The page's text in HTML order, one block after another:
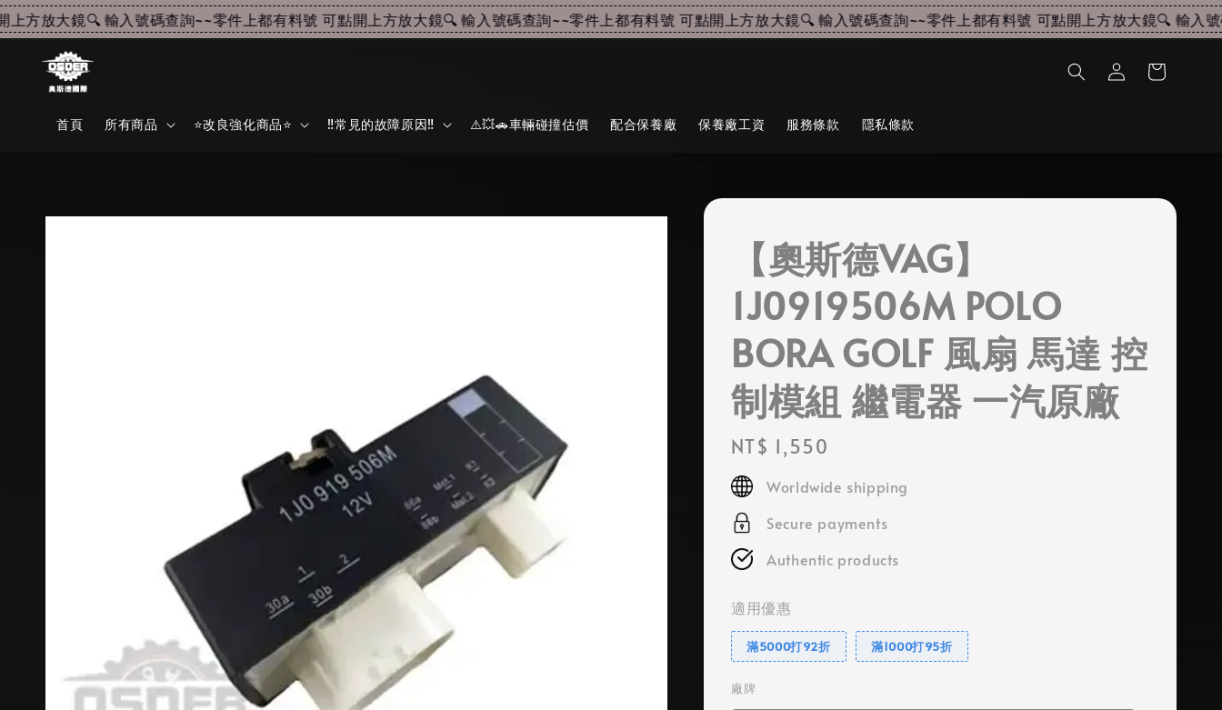
方放大鏡🔍 輸入號碼查詢~~零件上都有料號 可點開上方放大鏡🔍 輸入號碼查詢~~零件上都有料號 可點開上方放大鏡🔍 輸入號碼查詢~~零件上都有料號 可點開上方放大鏡🔍 輸入號
首頁 所有商品 ⭐改良強化商品⭐ ‼️常見的故障原因‼️ ⚠️💥🚗車輛碰撞估價 配合保養廠 保養廠工資 服務條款 隱私條款
【奧斯德VAG】
1J0919506M POLO
BORA GOLF 風扇 馬達 控
制模組 繼電器 一汽原廠
Regular
price
NT$ 1,550
Worldwide shipping
Secure payments
Authentic products
適用優惠
滿5000打92折 滿1000打95折
廠牌